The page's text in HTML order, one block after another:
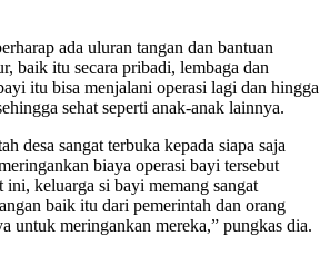
ada uluran tangan dan bantuan
baik itu secara pribadi, lembaga dan
itu bisa menjalani operasi lagi dan hingga
sehat seperti anak-anak lainnya.
desa sangat terbuka kepada siapa saja
biaya operasi bayi tersebut
ini, keluarga si bayi memang sangat
baik itu dari pemerintah dan orang
untuk meringankan mereka,” pungkas dia.